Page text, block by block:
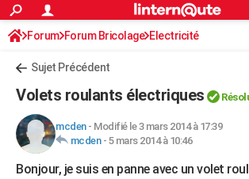
ACTUALITÉS
Politique
Société
Faits Divers
Education
Monde
Villes
+
FINANCE
Retraite
Impôts
Epargne
Immobilier
Risques naturels par ville
Banque
Assurance
Crédit
AUTO
Essais
Réserver un essai
Citadines
Berlines
SUV
Forum auto
+
S'inscrire
Connexion
Forum Forum Bricolage Electricité
Sujet Précédent
Volets roulants électriques
mcden- Modifié le 3 mars 2014 à 17:39
mcden- 5 mars 2014 à 10:46
Bonjour, je suis en panne avec un volet